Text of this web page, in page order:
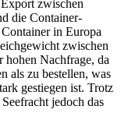
zwischen
die Container-
in Europa
zwischen
hohen Nachfrage, da
als zu bestellen, was
gestiegen ist. Trotz
jedoch das